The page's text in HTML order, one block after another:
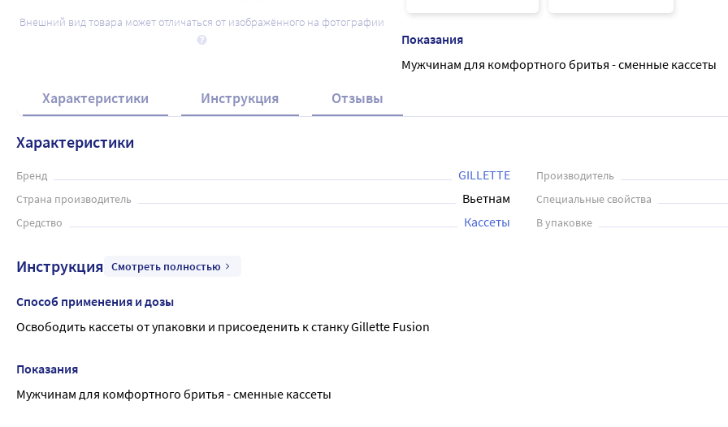
Внешний вид товара может отличаться от изображённого на фотографии
Показания
Мужчинам для комфортного бритья - сменные кассеты
Характеристики Инструкция Отзывы
Характеристики
Бренд GILLETTE Производитель
Страна производитель Вьетнам Специальные свойства
Средство Кассеты В упаковке
Инструкция Смотреть полностью
Способ применения и дозы
Освободить кассеты от упаковки и присоеденить к станку Gillette Fusion
Показания
Мужчинам для комфортного бритья - сменные кассеты